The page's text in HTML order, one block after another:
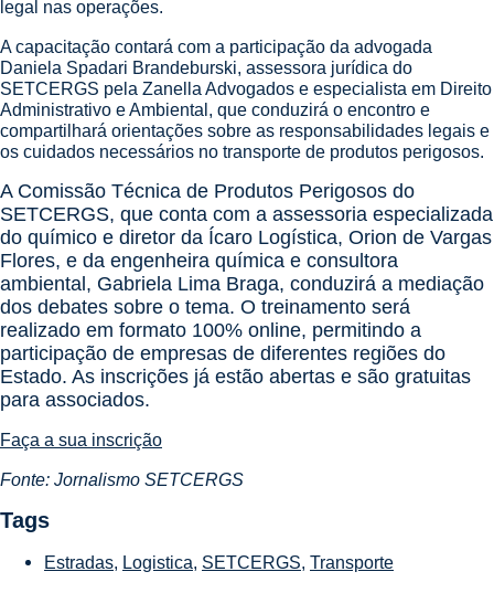
legal nas operações.
A capacitação contará com a participação da advogada
Daniela Spadari Brandeburski, assessora jurídica do
SETCERGS pela Zanella Advogados e especialista em Direito
Administrativo e Ambiental, que conduzirá o encontro e
compartilhará orientações sobre as responsabilidades legais e
os cuidados necessários no transporte de produtos perigosos.
A Comissão Técnica de Produtos Perigosos do
SETCERGS, que conta com a assessoria especializada
do químico e diretor da Ícaro Logística, Orion de Vargas
Flores, e da engenheira química e consultora
ambiental, Gabriela Lima Braga, conduzirá a mediação
dos debates sobre o tema. O treinamento será
realizado em formato 100% online, permitindo a
participação de empresas de diferentes regiões do
Estado. As inscrições já estão abertas e são gratuitas
para associados.
Faça a sua inscrição
Fonte: Jornalismo SETCERGS
Tags
Estradas, Logistica, SETCERGS, Transporte